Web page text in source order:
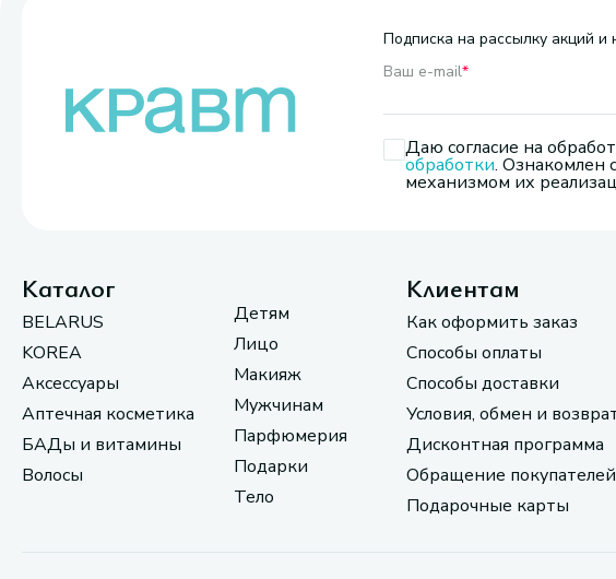
Подписка на рассылку акций и
Ваш e-mail*
Даю согласие на
обработки. Ознакомлен
механизмом их
Каталог
BELARUS
KOREA
Аксессуары
Аптечная косметика
БАДы и витамины
Волосы
Детям
Лицо
Макияж
Мужчинам
Парфюмерия
Подарки
Тело
Клиентам
Как оформить заказ
Способы оплаты
Способы доставки
Условия, обмен и
Дисконтная программа
Обращение покупателей
Подарочные карты